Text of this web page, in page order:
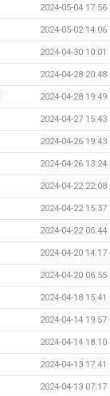
2024-05-04 17:56
2024-05-02 14:06
2024-04-30 10:01
2024-04-28 20:48
2024-04-28 19:49
2024-04-27 15:43
2024-04-26 19:43
2024-04-26 13:24
2024-04-22 22:08
2024-04-22 15:37
2024-04-22 06:44
2024-04-20 14:17
2024-04-20 06:55
2024-04-18 15:41
2024-04-14 19:57
2024-04-14 18:10
2024-04-13 17:41
2024-04-13 07:17